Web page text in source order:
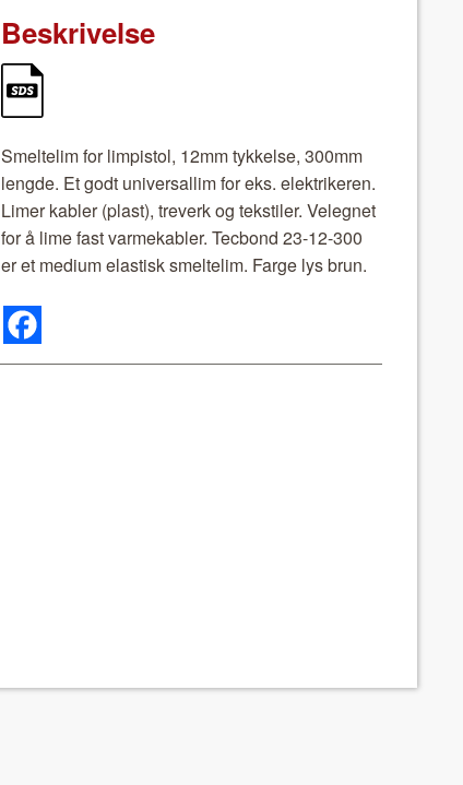
Beskrivelse
Smelte­lim for limp­is­tol, 12mm tykkelse, 300mm
lengde. Et godt uni­ver­sal­lim for eks. elek­trik­eren.
Limer kabler (plast), treverk og tek­stil­er. Veleg­net
for å lime fast varmek­abler. Tecbond 23-12-300
er et medi­um elastisk smelte­lim. Farge lys brun.